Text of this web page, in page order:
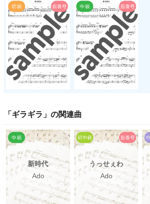
「 ギラギラ 」の関連曲
新時代
Ado
うっせぇわ
Ado